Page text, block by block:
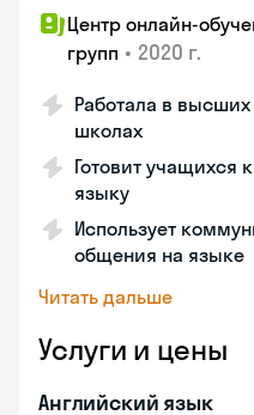
Центр онлайн-
групп • 2020 г.
Работала в
школах
Готовит учащихся
языку
Использует
общения на языке
Читать дальше
Услуги и цены
Английский язык